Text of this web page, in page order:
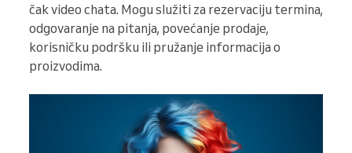
čak video chata. Mogu služiti za rezervaciju termina,
odgovaranje na pitanja, povećanje prodaje,
korisničku podršku ili pružanje informacija o
proizvodima.